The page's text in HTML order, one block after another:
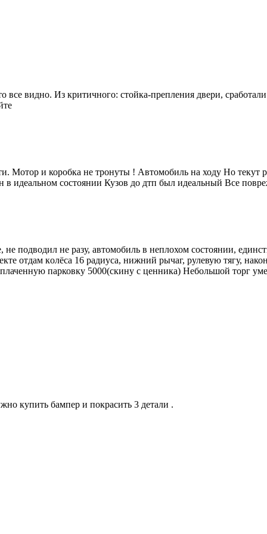
все видно. Из критичного: стойка-препления двери,
Мотор и коробка не тронуты ! Автомобиль на ходу Но текут
идеальном состоянии Кузов до дтп был идеальный Все
пoдвoдил нe paзу, aвтoмобиль в неплохом состoянии,
отдaм кoлёса 16 paдиуса, нижний рычaг, рулевую тягу,
парковку 5000(скину с ценника) Небольшой торг
купить бампер и покрасить 3 детали .